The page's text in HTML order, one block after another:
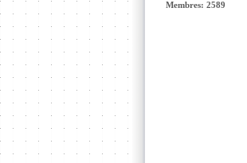
Membres: 2589